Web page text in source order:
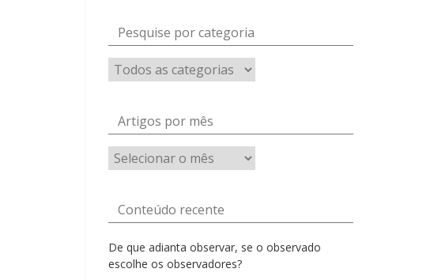
Pesquise por categoria
Artigos por mês
Artigos
por
Conteúdo recente
De que adianta observar, se o observado
escolhe os observadores?